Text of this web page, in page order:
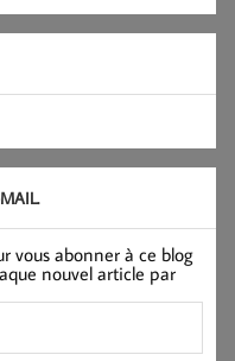
vous abonner à ce blog
nouvel article par